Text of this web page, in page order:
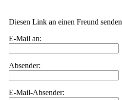
Diesen Link an einen Freund senden
E-Mail an:
Absender:
E-Mail-Absender: